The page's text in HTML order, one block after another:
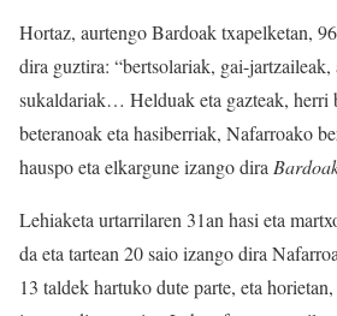
Hortaz, aurtengo Bardoak txapelketan,
dira guztira: “bertsolariak, gai-jartzaileak,
sukaldariak… Helduak eta gazteak, herri
beteranoak eta hasiberriak, Nafarroako
hauspo eta elkargune izango dira
Lehiaketa urtarrilaren 31an hasi eta
da eta tartean 20 saio izango dira
13 taldek hartuko dute parte, eta